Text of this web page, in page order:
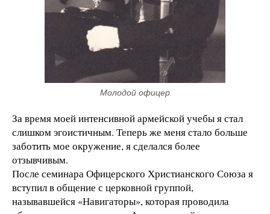
Молодой офицер
За время моей интенсивной армейской учебы я стал
слишком эгоистичным. Теперь же меня стало больше
заботить мое окружение, я сделался более
отзывчивым.
После семинара Офицерского Христианского Союза я
вступил в общение с церковной группой,
называвшейся «Навигаторы», которая проводила